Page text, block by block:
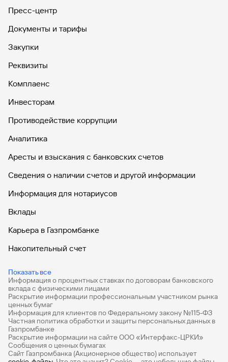
Пресс-центр
Документы и тарифы
Закупки
Реквизиты
Комплаенс
Инвесторам
Противодействие коррупции
Аналитика
Аресты и взыскания с банковских счетов
Сведения о наличии счетов и другой информации
Информация для нотариусов
Вклады
Карьера в Газпромбанке
Накопительный счет
Показать все
Дебетовые карты с бесплатным обслуживанием
Все накопительные счета
Банковские вклады на 3 месяца
Вклады с высоким процентом
Калькулятор вкладов
Информация о процентных ставках по договорам банковского
вклада с физическими лицами
Раскрытие информации профессиональным участником рынка
ценных бумаг
Информация для клиентов по Федеральному закону №115-ФЗ
Частная политика обработки и защиты персональных данных в
Газпромбанке
Раскрытие информации на сайте ООО «Интерфакс-ЦРКИ»
Сообщения о ценных бумагах
Сайт Газпромбанка (Акционерное общество) использует